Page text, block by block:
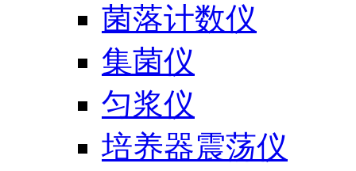
菌落计数仪
集菌仪
匀浆仪
培养器震荡仪